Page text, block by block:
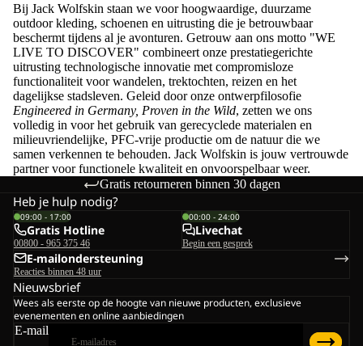
Bij Jack Wolfskin staan we voor hoogwaardige, duurzame
outdoor kleding, schoenen en uitrusting die je betrouwbaar
beschermt tijdens al je avonturen. Getrouw aan ons motto "WE
LIVE TO DISCOVER" combineert onze prestatiegerichte
uitrusting technologische innovatie met compromisloze
functionaliteit voor wandelen, trektochten, reizen en het
dagelijkse stadsleven. Geleid door onze ontwerpfilosofie
Engineered in Germany, Proven in the Wild, zetten we ons
volledig in voor het gebruik van gerecyclede materialen en
milieuvriendelijke, PFC-vrije productie om de natuur die we
samen verkennen te behouden. Jack Wolfskin is jouw vertrouwde
partner voor functionele kwaliteit en onvoorspelbaar weer.
Gratis retourneren binnen 30 dagen
Heb je hulp nodig?
09:00 - 17:00
Gratis Hotline
00800 - 965 375 46
00:00 - 24:00
Livechat
Begin een gesprek
E-mailondersteuning
Reacties binnen 48 uur
Nieuwsbrief
Wees als eerste op de hoogte van nieuwe producten, exclusieve
evenementen en online aanbiedingen
E-mail